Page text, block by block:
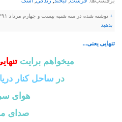
+ نوشته شده در سه شنبه بیست و چهارم مرداد ۱۳۹۱ ساعت 3:43 توسط ســـروش |
بدهيد
تنهایی یعنی...
میخواهم برایت
در ساحل کنار دریا
هوای
صدای